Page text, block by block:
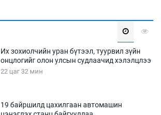
Их зохиолчийн уран бүтээл, туурвил зүйн
онцлогийг олон улсын судлаачид хэлэлцлээ
22 цаг 32 мин
19 байршилд цахилгаан автомашин